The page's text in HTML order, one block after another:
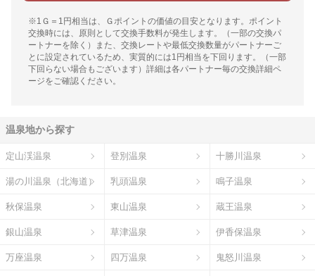
※1Ｇ＝1円相当は、Ｇポイントの価値の目安となります。ポイント
交換時には、原則として交換手数料が発生します。（一部の交換パ
ートナーを除く）また、交換レートや最低交換数量がパートナーご
とに設定されているため、実質的には1円相当を下回ります。（一部
下回らない場合もございます）詳細は各パートナー毎の交換詳細ペ
ージをご確認ください。
温泉地から探す
定山渓温泉 登別温泉 十勝川温泉
湯の川温泉（北海道） 乳頭温泉 鳴子温泉
秋保温泉 東山温泉 蔵王温泉
銀山温泉 草津温泉 伊香保温泉
万座温泉 四万温泉 鬼怒川温泉